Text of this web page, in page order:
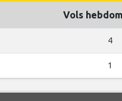
Vols
4
1